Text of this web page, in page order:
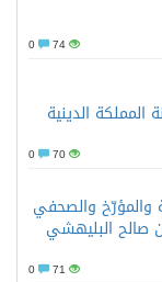
74
الدينية
70
والمؤرّخ والصحفي
صالح البليهشي
71